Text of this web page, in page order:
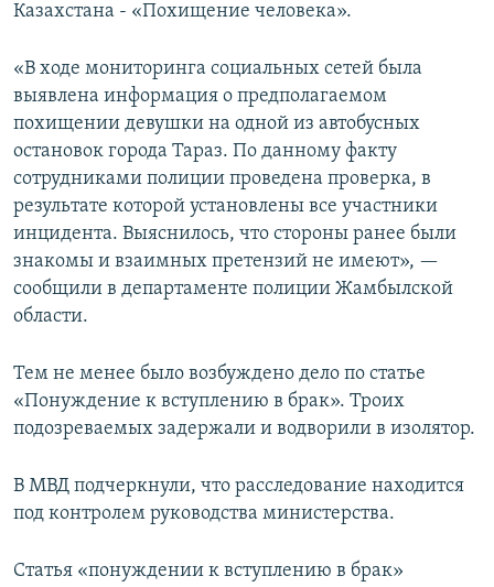
Казахстана - «Похищение человека».
«В ходе мониторинга социальных сетей была
выявлена информация о предполагаемом
похищении девушки на одной из автобусных
остановок города Тараз. По данному факту
сотрудниками полиции проведена проверка, в
результате которой установлены все участники
инцидента. Выяснилось, что стороны ранее были
знакомы и взаимных претензий не имеют», —
сообщили в департаменте полиции Жамбылской
области.
Тем не менее было возбуждено дело по статье
«Понуждение к вступлению в брак». Троих
подозреваемых задержали и водворили в изолятор.
В МВД подчеркнули, что расследование находится
под контролем руководства министерства.
Статья «понуждении к вступлению в брак»